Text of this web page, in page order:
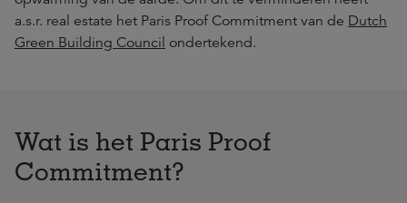
a.s.r. real estate het Paris Proof Commitment van de Dutch
Green Building Council ondertekend.
Wat is het Paris Proof
Commitment?